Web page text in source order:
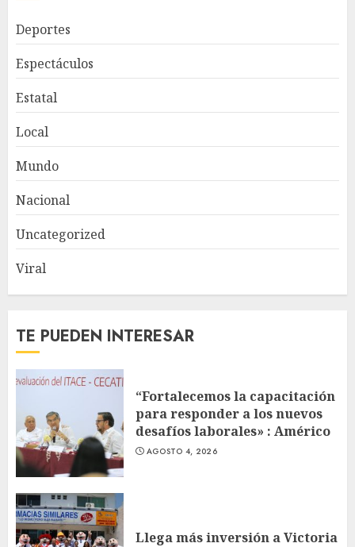
Deportes
Espectáculos
Estatal
Local
Mundo
Nacional
Uncategorized
Viral
TE PUEDEN INTERESAR
“Fortalecemos la capacitación
para responder a los nuevos
desafíos laborales» : Américo
AGOSTO 4, 2026
Llega más inversión a Victoria